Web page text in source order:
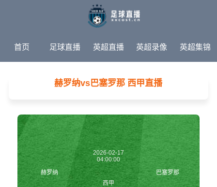
首页 足球直播 英超直播 英超录像 英超集锦
热门赛事
赫罗纳vs巴塞罗那 西甲直播
赫罗纳
2026-02-17
04:00:00
西甲
巴塞罗那